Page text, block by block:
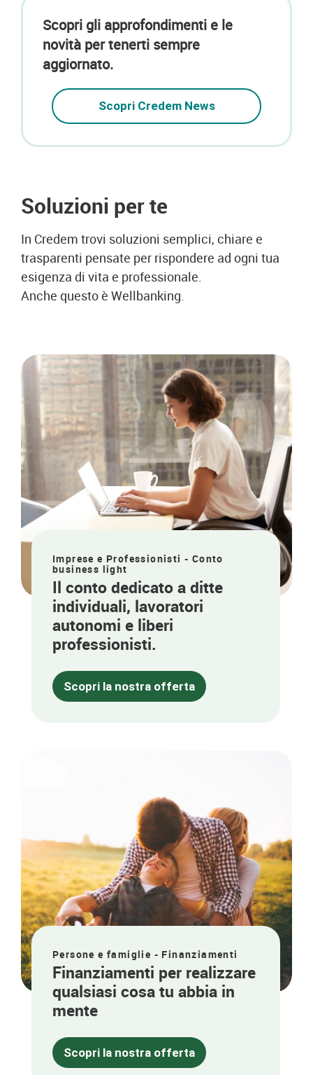
Scopri gli approfondimenti e le
novità per tenerti sempre
aggiornato.
Scopri Credem News
Soluzioni per te
In Credem trovi soluzioni semplici, chiare e
trasparenti pensate per rispondere ad ogni tua
esigenza di vita e professionale.
Anche questo è Wellbanking.
Imprese e Professionisti - Conto
business light
Il conto dedicato a ditte
individuali, lavoratori
autonomi e liberi
professionisti.
Scopri la nostra offerta
Persone e famiglie - Finanziamenti
Finanziamenti per realizzare
qualsiasi cosa tu abbia in
mente
Scopri la nostra offerta